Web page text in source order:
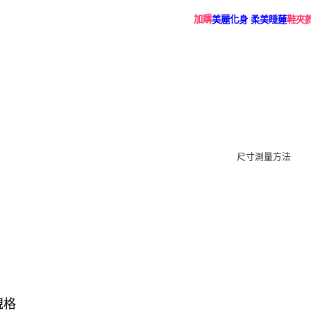
加購美麗化身 柔美睡蓮鞋夾
格